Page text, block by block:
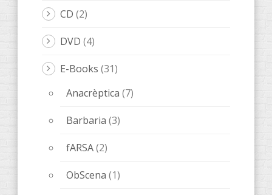
CD (2)
DVD (4)
E-Books (31)
Anacrèptica (7)
Barbaria (3)
fARSA(2)
ObScena (1)